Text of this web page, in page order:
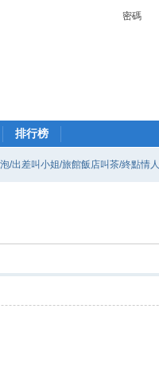
密碼
排行榜
/出差叫小姐/旅館飯店叫茶/終點情人